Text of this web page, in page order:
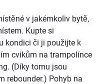
v jakémkoliv bytě,
Kupte si
kondici či ji použijte k
cvikům na trampolínce
(Díky tomu jsou
rebounder.) Pohyb na